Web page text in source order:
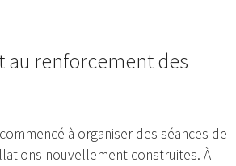
au renforcement des
à organiser des séances de
nouvellement construites. À